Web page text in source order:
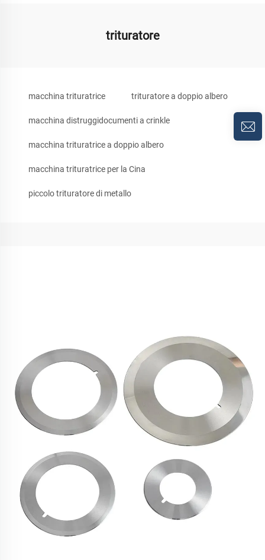
trituratore
macchina trituratrice trituratore a doppio albero
macchina distruggidocumenti a crinkle
macchina trituratrice a doppio albero
macchina trituratrice per la Cina
piccolo trituratore di metallo